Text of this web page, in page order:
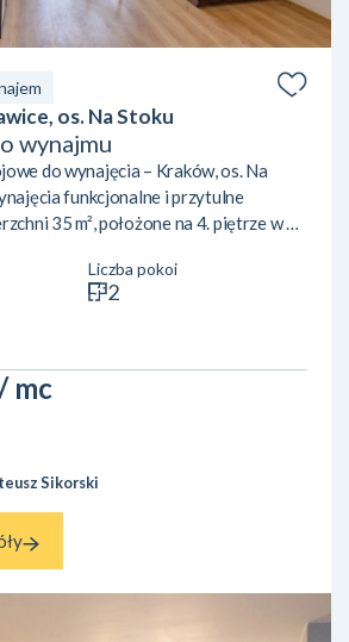
os. Na Stoku
wynajmu
do wynajęcia – Kraków, os. Na
funkcjonalne i przytulne
35 m², położone na 4. piętrze w 4-
składa się z:dwóch niezależnych
Mieszkanie doskonale
pary lub dwóch osób pracujących
Na Stoku to spokojna,
z dobrze rozwiniętą inf...
Liczba pokoi
2
/ mc
Sikorski